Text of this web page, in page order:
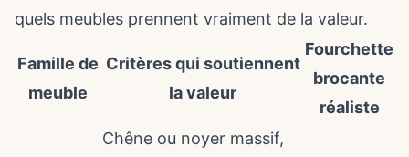
quels meubles prennent vraiment de la valeur.
Famille de
meuble
Critères qui soutiennent
la valeur
Fourchette
brocante
réaliste
Chêne ou noyer massif,